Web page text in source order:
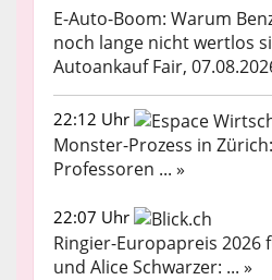
E-Auto-Boom: Warum
noch lange nicht wertlos
Autoankauf Fair,
22:12 Uhr
Monster-Prozess in
Professoren ... »
22:07 Uhr
Ringier-Europapreis 2026
und Alice Schwarzer: ... »